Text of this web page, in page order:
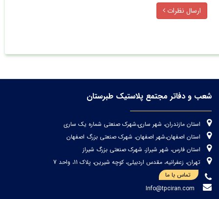
ارسال نظرات
شعب و دفاتر مجتمع پلاستیک طبرستان
استان مازندران، شهر ساری،شهرک صنعتی شماره یک ساری
استان اصفهان،شهر اصفهان، شهرک صنعتی بزرگ اصفهان
استان فارس، شهر شیراز، شهرک صنعتی بزرگ شیراز
تهران، زعفرانیه، مقدس اردبیلی، کوچه شیرین، پلاک 11، واحد 7
تماس با ما